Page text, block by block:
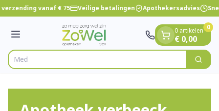
Ga naar de inhoud
1 van 1vanaf € 75 Veilige betalingen Apothekersadvies
Menu
Product, merk, categorie...
Vind sn Zoek
0 artikelen
€ 0,00
0